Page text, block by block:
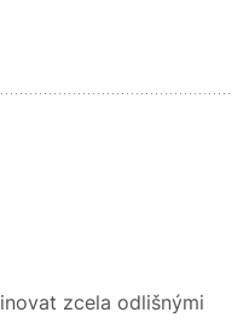
zcela odlišnými